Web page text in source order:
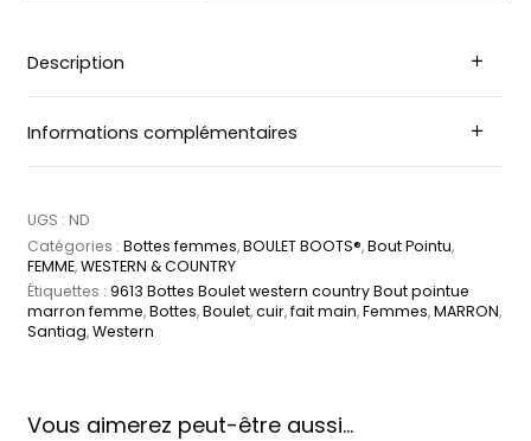
Description
Informations complémentaires
UGS : ND
Catégories : Bottes femmes,BOULET BOOTS®,Bout Pointu,
FEMME,WESTERN & COUNTRY
Étiquettes : 9613 Bottes Boulet western country Bout pointue
marron femme,Bottes,Boulet,cuir,fait main,Femmes,MARRON,
Santiag,Western
Vous aimerez peut-être aussi…